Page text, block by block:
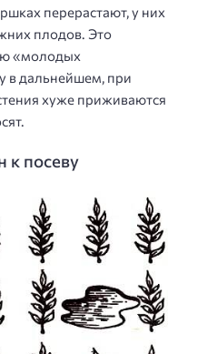
перерастают, у них
плодов. Это
«молодых
в дальнейшем, при
хуже приживаются
к посеву